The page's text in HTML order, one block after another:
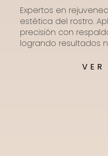
Expertos en
estética del rostro.
precisión con
logrando resultados
VER